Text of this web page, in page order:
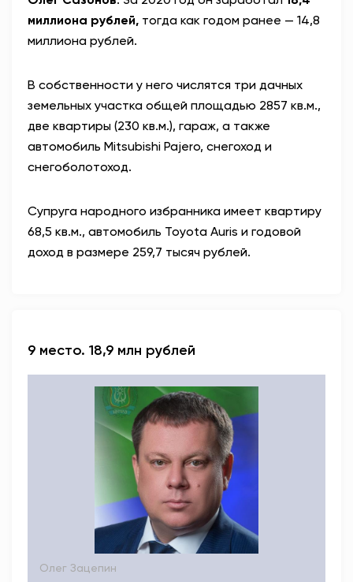
миллиона рублей, тогда как годом ранее — 14,8
миллиона рублей.
В собственности у него числятся три дачных
земельных участка общей площадью 2857 кв.м.,
две квартиры (230 кв.м.), гараж, а также
автомобиль Mitsubishi Pajero, снегоход и
снегоболотоход.
Супруга народного избранника имеет квартиру
68,5 кв.м., автомобиль Toyota Auris и годовой
доход в размере 259,7 тысяч рублей.
9 место. 18,9 млн рублей
Олег Зацепин